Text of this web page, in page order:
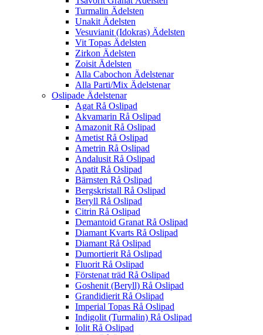
Turmalin Ädelsten
Unakit Ädelsten
Vesuvianit (Idokras) Ädelsten
Vit Topas Ädelsten
Zirkon Ädelsten
Zoisit Ädelsten
Alla Cabochon Ädelstenar
Alla Parti/Mix Ädelstenar
Oslipade Ädelstenar
Agat Rå Oslipad
Akvamarin Rå Oslipad
Amazonit Rå Oslipad
Ametist Rå Oslipad
Ametrin Rå Oslipad
Andalusit Rå Oslipad
Apatit Rå Oslipad
Bärnsten Rå Oslipad
Bergskristall Rå Oslipad
Beryll Rå Oslipad
Citrin Rå Oslipad
Demantoid Granat Rå Oslipad
Diamant Kvarts Rå Oslipad
Diamant Rå Oslipad
Dumortierit Rå Oslipad
Fluorit Rå Oslipad
Förstenat träd Rå Oslipad
Goshenit (Beryll) Rå Oslipad
Grandidierit Rå Oslipad
Imperial Topas Rå Oslipad
Indigolit (Turmalin) Rå Oslipad
Iolit Rå Oslipad